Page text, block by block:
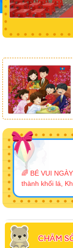
🌈 BÉ VUI
thành khối lá,
CHĂM